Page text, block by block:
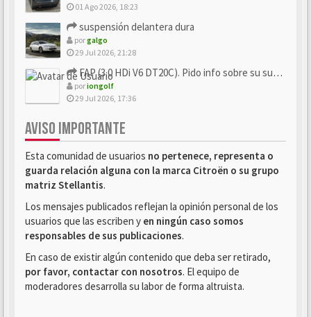
01 Ago 2026, 18:23
suspensión delantera dura
porgalgo
29 Jul 2026, 21:28
FAP (3.0 HDi V6 DT20C). Pido info sobre su sustitución
poriongolf
29 Jul 2026, 17:36
AVISO IMPORTANTE
Esta comunidad de usuarios no pertenece, representa o
guarda relación alguna con la marca Citroën o su grupo
matriz Stellantis.
Los mensajes publicados reflejan la opinión personal de los
usuarios que las escriben y en ningún caso somos
responsables de sus publicaciones.
En caso de existir algún contenido que deba ser retirado,
por favor, contactar con nosotros. El equipo de
moderadores desarrolla su labor de forma altruista.